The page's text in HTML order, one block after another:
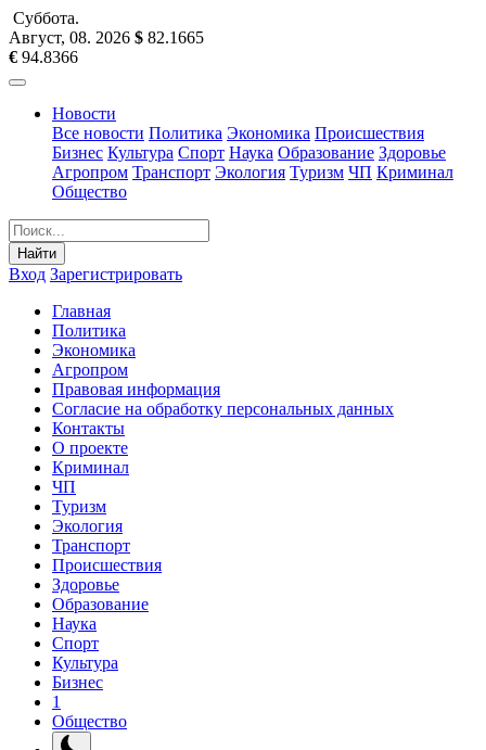
Суббота.
Август, 08. 2026 $ 82.1665
€ 94.8366
Новости
Все новости Политика Экономика Происшествия
Бизнес Культура Спорт Наука Образование Здоровье
Агропром Транспорт Экология Туризм ЧП Криминал
Общество
Найти
Вход Зарегистрировать
Главная
Политика
Экономика
Агропром
Правовая информация
Согласие на обработку персональных данных
Контакты
О проекте
Криминал
ЧП
Туризм
Экология
Транспорт
Происшествия
Здоровье
Образование
Наука
Спорт
Культура
Бизнес
1
Общество